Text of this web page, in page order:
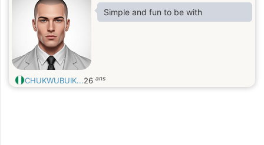
Simple and fun to be with
CHUKWUBUIK...26 ans